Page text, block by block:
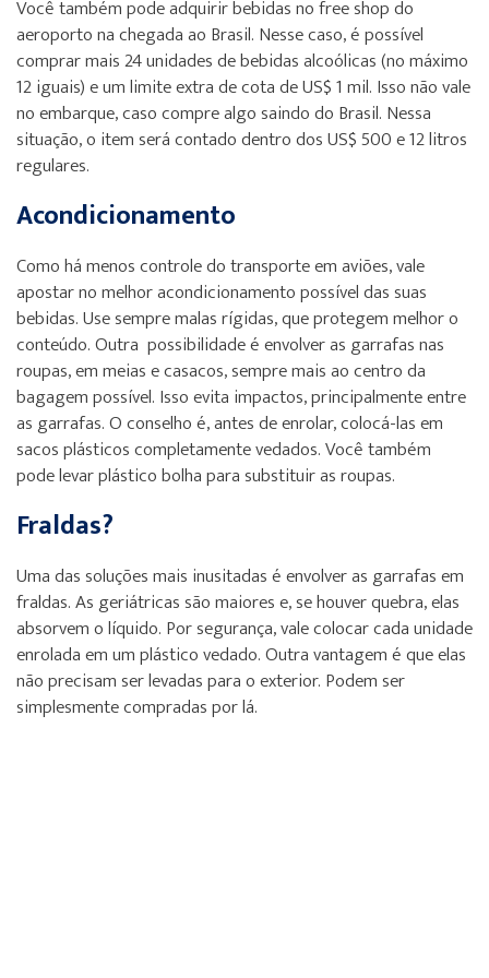
Você também pode adquirir bebidas no free shop do
aeroporto na chegada ao Brasil. Nesse caso, é possível
comprar mais 24 unidades de bebidas alcoólicas (no máximo
12 iguais) e um limite extra de cota de US$ 1 mil. Isso não vale
no embarque, caso compre algo saindo do Brasil. Nessa
situação, o item será contado dentro dos US$ 500 e 12 litros
regulares.
Acondicionamento
Como há menos controle do transporte em aviões, vale
apostar no melhor acondicionamento possível das suas
bebidas. Use sempre malas rígidas, que protegem melhor o
conteúdo. Outra possibilidade é envolver as garrafas nas
roupas, em meias e casacos, sempre mais ao centro da
bagagem possível. Isso evita impactos, principalmente entre
as garrafas. O conselho é, antes de enrolar, colocá-las em
sacos plásticos completamente vedados. Você também
pode levar plástico bolha para substituir as roupas.
Fraldas?
Uma das soluções mais inusitadas é envolver as garrafas em
fraldas. As geriátricas são maiores e, se houver quebra, elas
absorvem o líquido. Por segurança, vale colocar cada unidade
enrolada em um plástico vedado. Outra vantagem é que elas
não precisam ser levadas para o exterior. Podem ser
simplesmente compradas por lá.